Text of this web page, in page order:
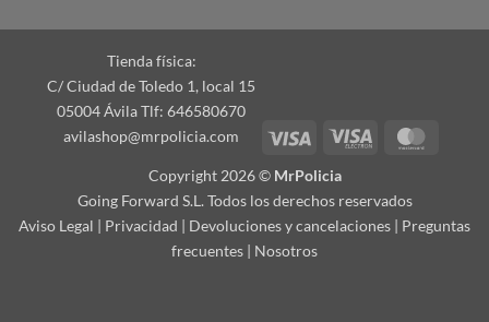
Tienda física:
C/ Ciudad de Toledo 1, local 15
05004 Ávila Tlf: 646580670
avilashop@mrpolicia.com
Visa
Visa
Copyright 2026 © MrPolicia
Going Forward S.L. Todos los derechos reservados
Aviso Legal | Privacidad | Devoluciones y cancelaciones | Preguntas
frecuentes | Nosotros